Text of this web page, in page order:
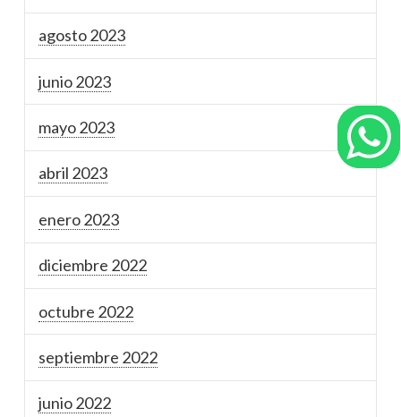
agosto 2023
junio 2023
mayo 2023
abril 2023
enero 2023
diciembre 2022
octubre 2022
septiembre 2022
junio 2022